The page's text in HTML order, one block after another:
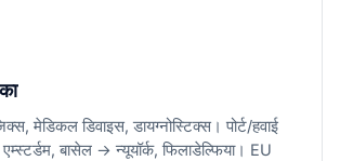
मेडिकल डिवाइस, डायग्नोस्टिक्स। पोर्ट/हवाई
बासेल → न्यूयॉर्क, फिलाडेल्फिया। EU